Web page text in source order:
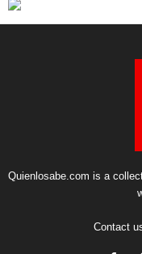
Quienlosabe.com is a
Contact